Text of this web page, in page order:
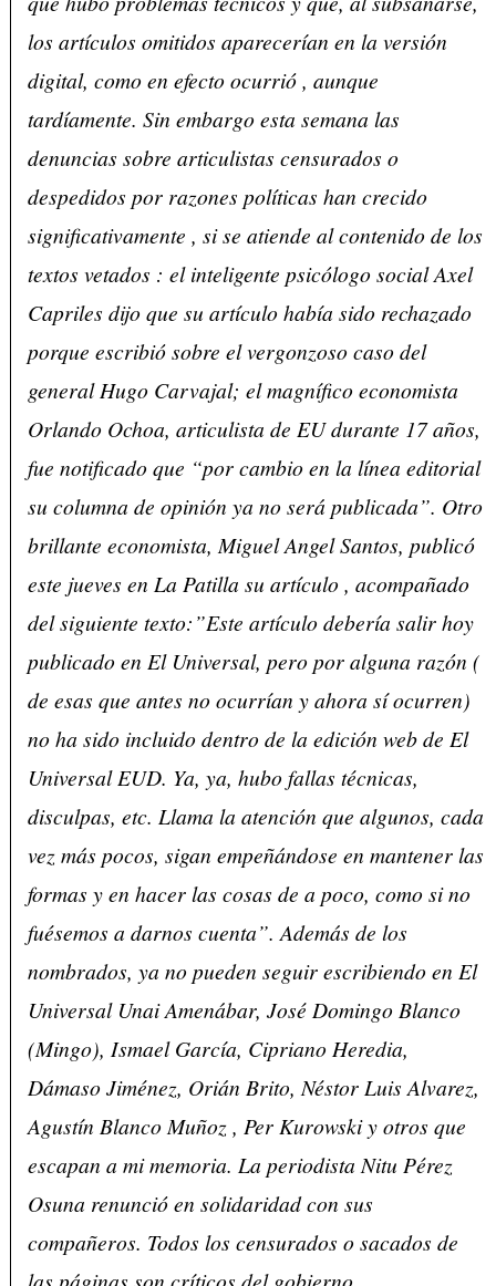
los artículos omitidos aparecerían en la versión
digital, como en efecto ocurrió , aunque
tardíamente. Sin embargo esta semana las
denuncias sobre articulistas censurados o
despedidos por razones políticas han crecido
significativamente , si se atiende al contenido de los
textos vetados : el inteligente psicólogo social Axel
Capriles dijo que su artículo había sido rechazado
porque escribió sobre el vergonzoso caso del
general Hugo Carvajal; el magnífico economista
Orlando Ochoa, articulista de EU durante 17 años,
fue notificado que “por cambio en la línea editorial
su columna de opinión ya no será publicada”. Otro
brillante economista, Miguel Angel Santos, publicó
este jueves en La Patilla su artículo , acompañado
del siguiente texto:”Este artículo debería salir hoy
publicado en El Universal, pero por alguna razón (
de esas que antes no ocurrían y ahora sí ocurren)
no ha sido incluido dentro de la edición web de El
Universal EUD. Ya, ya, hubo fallas técnicas,
disculpas, etc. Llama la atención que algunos, cada
vez más pocos, sigan empeñándose en mantener las
formas y en hacer las cosas de a poco, como si no
fuésemos a darnos cuenta”. Además de los
nombrados, ya no pueden seguir escribiendo en El
Universal Unai Amenábar, José Domingo Blanco
(Mingo), Ismael García, Cipriano Heredia,
Dámaso Jiménez, Orián Brito, Néstor Luis Alvarez,
Agustín Blanco Muñoz , Per Kurowski y otros que
escapan a mi memoria. La periodista Nitu Pérez
Osuna renunció en solidaridad con sus
compañeros. Todos los censurados o sacados de